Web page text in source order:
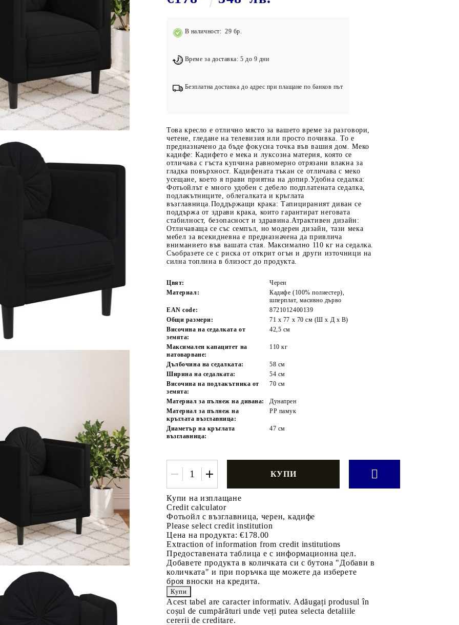
Лостове за набиране
В наличност: 29 бр.
Време за доставка: 5 до 9 дни
Безплатна доставка до адрес при плащане по банков път
Това кресло е отлично място за вашето време за разговори,
четене, гледане на телевизия или просто почивка. То е
предназначено да бъде фокусна точка във вашия дом. Меко
кадифе: Кадифето е мека и луксозна материя, която се
отличава с гъста купчина равномерно отрязани влакна за
гладка повърхност. Кадифената тъкан се отличава с меко
усещане, което я прави приятна на допир.Удобна седалка:
Фотьойлът е много удобен с дебело подплатената седалка,
подлакътниците, облегалката и кръглата
възглавница.Поддържащи крака: Тапицираният диван се
поддържа от здрави крака, които гарантират неговата
стабилност, безопасност и здравина.Атрактивен дизайн:
Отличаваща се със семпъл, но модерен дизайн, тази мека
мебел за всекидневна е предназначена да привлича
вниманието във вашата стая. Максимално 110 кг на седалка.
Съобразете се с риска от открит огън и други източници на
силна топлина в близост до продукта.
Цвят:
Черен
Материал:
Кадифе (100% полиестер),
шперплат, масивно дърво
EAN code:
8721012400139
Общи размери:
71 x 77 x 70 см (Ш x Д x В)
Височина на седалката от
земята:
42,5 см
Максимален капацитет на
натоварване:
110 кг
Дълбочина на седалката:
58 см
Ширина на седалката:
54 см
Височина на подлакътника от
земята:
70 см
Материал за пълнеж на дивана:
Дунапрен
Материал за пълнеж на
кръглата възглавница:
PP памук
Диаметър на кръглата
възглавница:
47 см
Купи на изплащане
Credit calculator
Фотьойл с възглавница, черен, кадифе
Please select credit institution
Цена на продукта: €178.00
Extraction of information from credit institutions
Предоставената таблица е с информационна цел.
Добавете продукта в количката си с бутона "Добави в
количката" и при поръчка ще можете да изберете
броя вноски на кредита.
Acest tabel are caracter informativ. Adăugați produsul în
coșul de cumpărături unde veți putea selecta detaliile
cererii de creditare.